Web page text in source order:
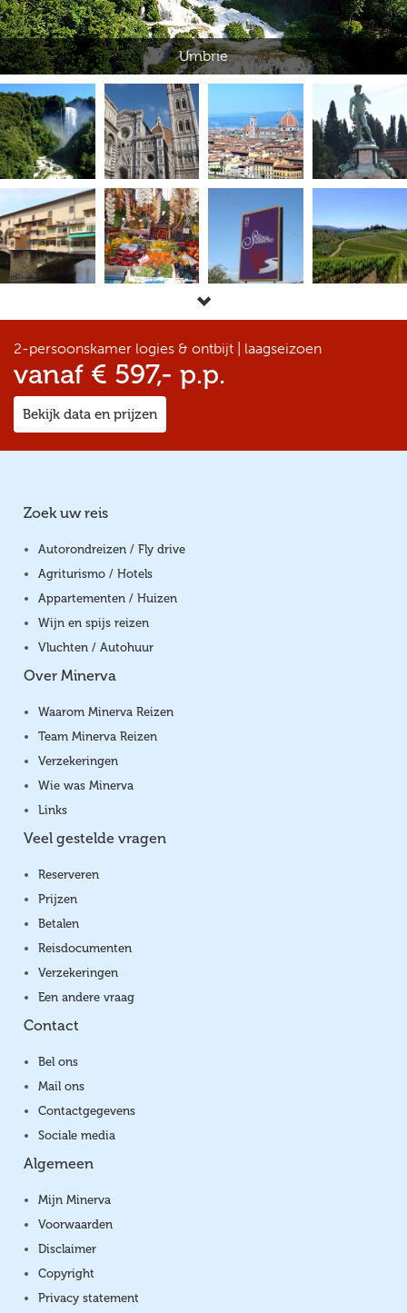
Umbrie
2-persoonskamer logies & ontbijt | laagseizoen
vanaf € 597,- p.p.
Bekijk data en prijzen
Zoek uw reis
Autorondreizen / Fly drive
Agriturismo / Hotels
Appartementen / Huizen
Wijn en spijs reizen
Vluchten / Autohuur
Over Minerva
Waarom Minerva Reizen
Team Minerva Reizen
Verzekeringen
Wie was Minerva
Links
Veel gestelde vragen
Reserveren
Prijzen
Betalen
Reisdocumenten
Verzekeringen
Een andere vraag
Contact
Bel ons
Mail ons
Contactgegevens
Sociale media
Algemeen
Mijn Minerva
Voorwaarden
Disclaimer
Copyright
Privacy statement